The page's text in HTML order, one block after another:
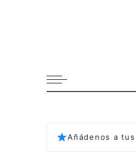
Añádenos a